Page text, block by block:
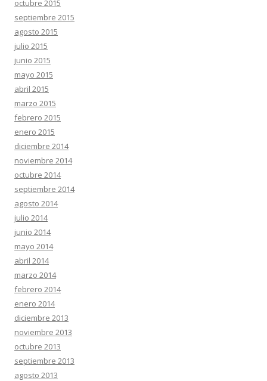
octubre 2015
septiembre 2015
agosto 2015
julio 2015
junio 2015
mayo 2015
abril 2015
marzo 2015
febrero 2015
enero 2015
diciembre 2014
noviembre 2014
octubre 2014
septiembre 2014
agosto 2014
julio 2014
junio 2014
mayo 2014
abril 2014
marzo 2014
febrero 2014
enero 2014
diciembre 2013
noviembre 2013
octubre 2013
septiembre 2013
agosto 2013